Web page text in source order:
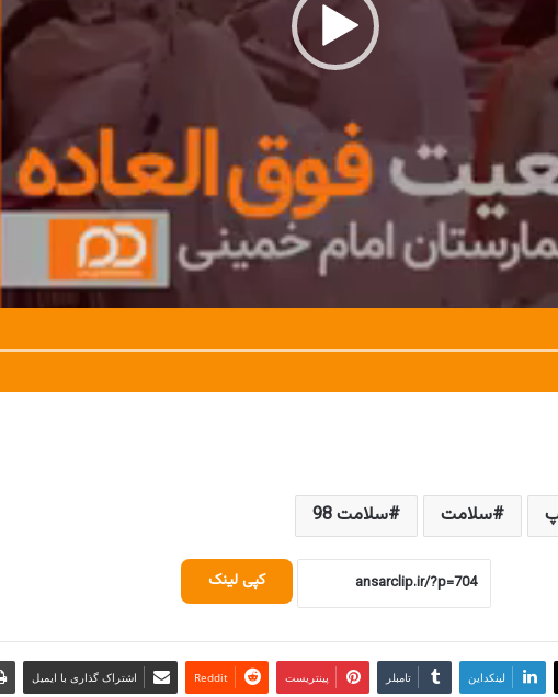
سلامت سلامت 98
کپی لینک
لینکداین تامبلر پینتریست Reddit اشتراک گذاری با ایمیل